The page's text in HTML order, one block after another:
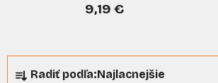
9,19 €
Radiť podľa:Najlacnejšie